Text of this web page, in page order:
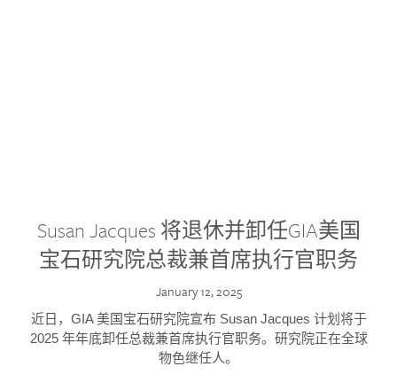
Susan Jacques 将退休并卸任GIA美国
宝石研究院总裁兼首席执行官职务
January 12, 2025
近日，GIA 美国宝石研究院宣布 Susan Jacques 计划将于
2025 年年底卸任总裁兼首席执行官职务。研究院正在全球
物色继任人。